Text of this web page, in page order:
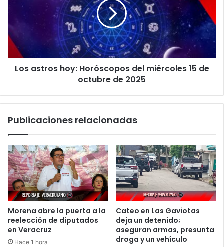
Horóscopos
del
miércoles
15
de
octubre
Los astros hoy: Horóscopos del miércoles 15 de
octubre de 2025
Publicaciones relacionadas
Morena abre la puerta a la
reelección de diputados
en Veracruz
Hace 1 hora
Cateo en Las Gaviotas
deja un detenido;
aseguran armas, presunta
droga y un vehículo